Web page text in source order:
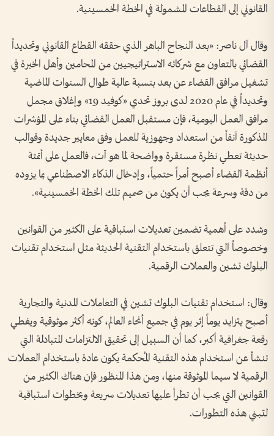
القانوني إلى القطاعات المشمولة في الخطة الخمسينية.
وقال آل ناصر: «بعد النجاح الباهر الذي حققه القطاع القانوني وتحديداً
القضائي بالتعاون مع شركائه الاستراتيجيين من المحامين وأهل الخبرة في
تشغيل مرافق القضاء عن بعد بنسبة عالية طوال السنوات الماضية
وتحديداً في عام 2020 لدى بروز تحدي «كوفيد 19» وإغلاق مجمل
مرافق العمل اليومية، فإن مستقبل العمل القضائي بناء على المؤشرات
المذكورة آنفاً من استعداد وجهوزية للعمل وفق معايير جديدة وقوالب
حديثة تعطي نظرة مستقرة وواضحة لما هو آت، فالعمل على أتمتة
أنظمة القضاء أصبح أمراً حتمياً، وإدخال الذكاء الاصطناعي بما يزوده
من دقة وسرعة يجب أن يكون من صميم تلك الخطة الخمسينية».
وشدد على أهمية تضمين تعديلات استباقية على الكثير من القوانين
وخصوصاً التي تتعلق باستخدام التقنية الحديثة مثل استخدام تقنيات
البلوك تشين والعملات الرقمية.
وقال: استخدام تقنيات البلوك تشين في التعاملات المدنية والتجارية
أصبح يتزايد يوماً إثر يوم في جميع أنحاء العالم، كونه أكثر موثوقية ويغطي
رقعة جغرافية أكبر، كما أن السبيل إلى تحقيق الالتزامات المتبادلة التي
تنشأ عن استخدام هذه التقنية المُحكمة يكون عادة باستخدام العملات
الرقمية لا سيما الموثوقة منها، ومن هذا المنظور فإن هناك الكثير من
القوانين التي يجب أن تطرأ عليها تعديلات سريعة وبخطوات استباقية
لتبني هذه التطورات.